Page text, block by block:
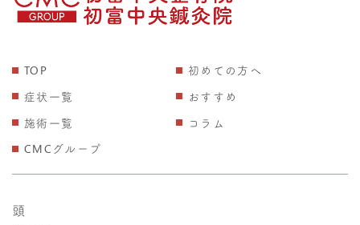
TOP
初めての方へ
症状一覧
おすすめ
施術一覧
コラム
CMCグループ
頭